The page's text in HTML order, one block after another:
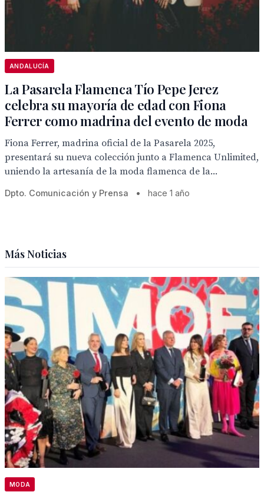
ANDALUCÍA
La Pasarela Flamenca Tío Pepe Jerez
celebra su mayoría de edad con Fiona
Ferrer como madrina del evento de moda
Fiona Ferrer, madrina oficial de la Pasarela 2025,
presentará su nueva colección junto a Flamenca Unlimited,
uniendo la artesanía de la moda flamenca de la...
Dpto. Comunicación y Prensa • hace 1 año
Más Noticias
MODA